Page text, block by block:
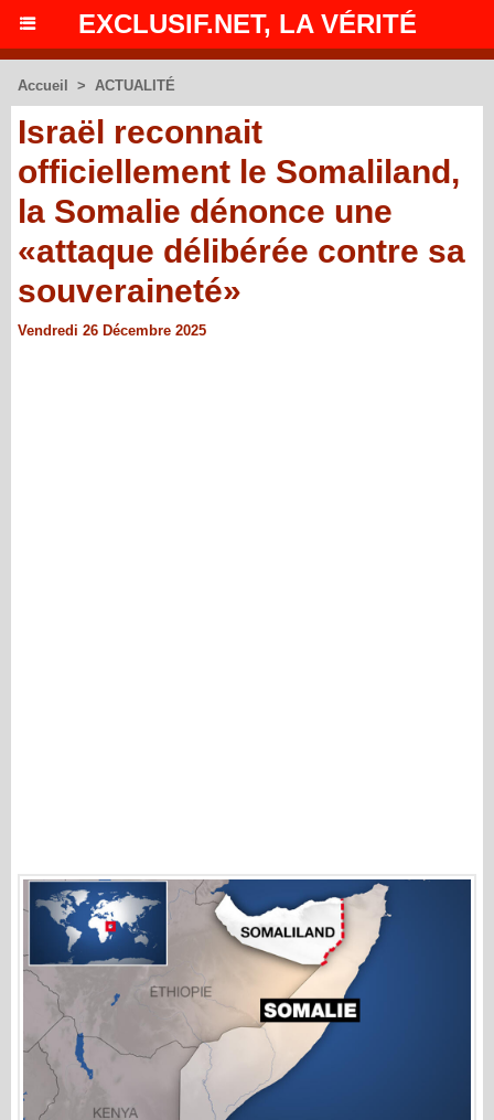
EXCLUSIF.NET, LA VÉRITÉ
Accueil > ACTUALITÉ
Israël reconnait
officiellement le Somaliland,
la Somalie dénonce une
«attaque délibérée contre sa
souveraineté»
Vendredi 26 Décembre 2025